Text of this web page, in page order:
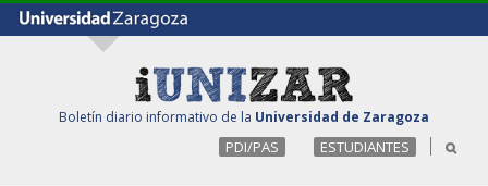
Boletín diario informativo de la Universidad de Zaragoza
PDI/PAS ESTUDIANTES